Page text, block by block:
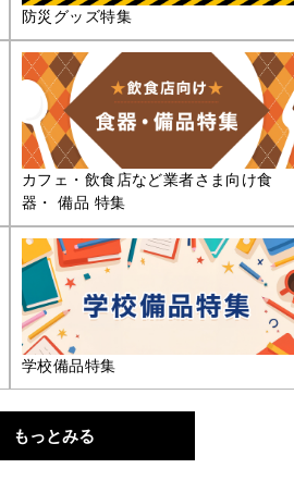
防災グッズ特集
カフェ・飲食店など業者さま向け食
器・ 備品 特集
学校備品特集
もっとみる